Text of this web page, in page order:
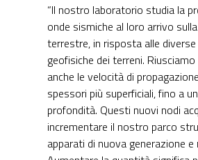
“Il nostro laboratorio studia la
onde sismiche al loro arrivo
terrestre, in risposta alle
geofisiche dei terreni.
anche le velocità di
spessori più superficiali, fino a
profondità. Questi nuovi nodi
incrementare il nostro parco
apparati di nuova generazione